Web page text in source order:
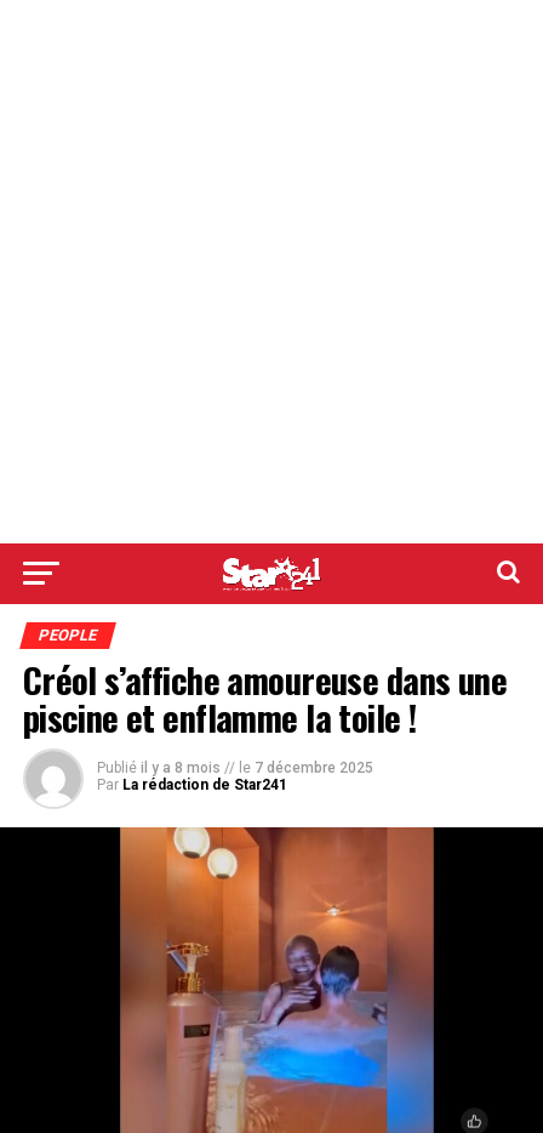
PEOPLE
Créol s’affiche amoureuse dans une
piscine et enflamme la toile !
Publié il y a 8 mois // le 7 décembre 2025
Par La rédaction de Star241